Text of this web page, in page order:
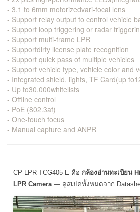
- 3.1 to 6mm motorizedvari-focal lens
- Support relay output to control vehicle
- Support loop triggering or radar
- Support multi-frame LPR
- Supportdirty license plate recognition
- Support quick pass of multiple vehicles
- Support vehicle type, vehicle color and
- Integrated shield, lights, TF Card(up
- Up to30,000whitelists
- Offline control
- PoE (802.3af)
- One-touch focus
- Manual capture and ANPR
CP-LPR-TCG405-E คือ กล้องอ่านทะเบียน
LPR Camera— ดูสเปคทั้งหมดจาก